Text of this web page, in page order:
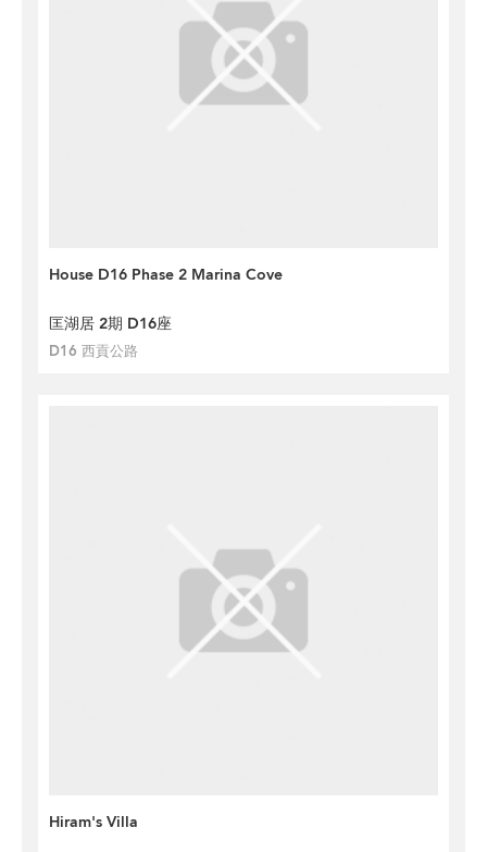
House D16 Phase 2 Marina Cove
匡湖居 2期 D16座
D16 西貢公路
Hiram's Villa